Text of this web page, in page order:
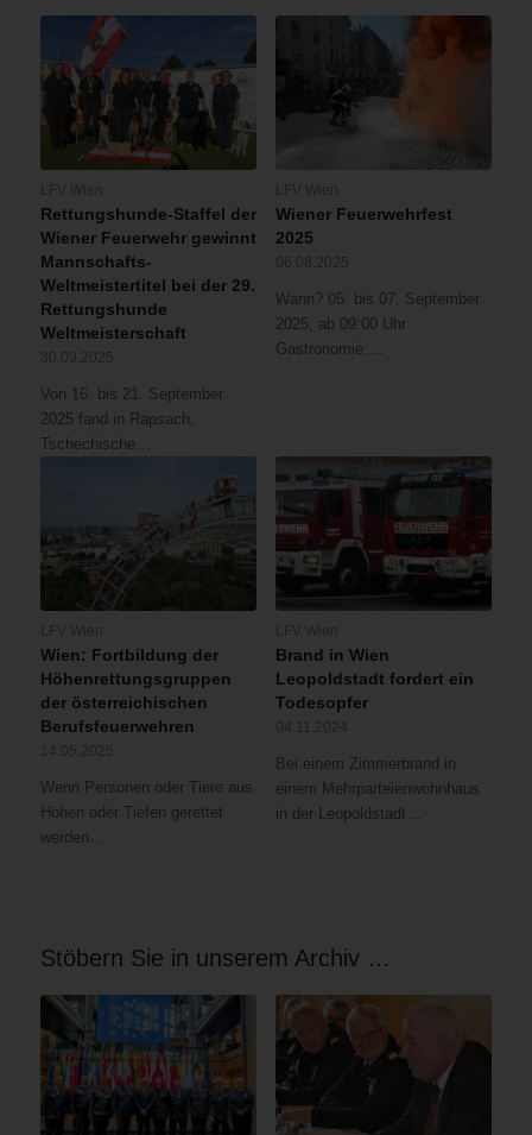
Rettungshunde-Staffel der
Wiener Feuerwehr gewinnt
Mannschafts-
Weltmeistertitel bei der 29.
Rettungshunde
Weltmeisterschaft
Von 16. bis 21. September
2025 fand in Rapsach,
Tschechische…
Wiener Feuerwehrfest
2025
Wann? 05. bis 07. September
2025, ab 09:00 Uhr
Gastronomie:…
Wien: Fortbildung der
Höhenrettungsgruppen
der österreichischen
Berufsfeuerwehren
Wenn Personen oder Tiere aus
Höhen oder Tiefen gerettet
werden…
Brand in Wien
Leopoldstadt fordert ein
Todesopfer
Bei einem Zimmerbrand in
einem Mehrparteienwohnhaus
in der Leopoldstadt…
Stöbern Sie in unserem Archiv …